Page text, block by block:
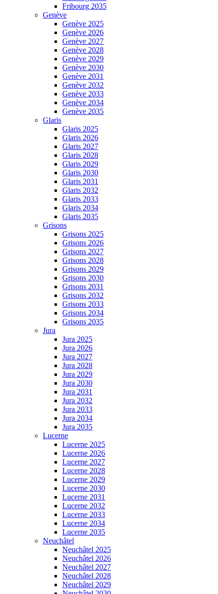
Fribourg 2035
Genève
Genève 2025
Genève 2026
Genève 2027
Genève 2028
Genève 2029
Genève 2030
Genève 2031
Genève 2032
Genève 2033
Genève 2034
Genève 2035
Glaris
Glaris 2025
Glaris 2026
Glaris 2027
Glaris 2028
Glaris 2029
Glaris 2030
Glaris 2031
Glaris 2032
Glaris 2033
Glaris 2034
Glaris 2035
Grisons
Grisons 2025
Grisons 2026
Grisons 2027
Grisons 2028
Grisons 2029
Grisons 2030
Grisons 2031
Grisons 2032
Grisons 2033
Grisons 2034
Grisons 2035
Jura
Jura 2025
Jura 2026
Jura 2027
Jura 2028
Jura 2029
Jura 2030
Jura 2031
Jura 2032
Jura 2033
Jura 2034
Jura 2035
Lucerne
Lucerne 2025
Lucerne 2026
Lucerne 2027
Lucerne 2028
Lucerne 2029
Lucerne 2030
Lucerne 2031
Lucerne 2032
Lucerne 2033
Lucerne 2034
Lucerne 2035
Neuchâtel
Neuchâtel 2025
Neuchâtel 2026
Neuchâtel 2027
Neuchâtel 2028
Neuchâtel 2029